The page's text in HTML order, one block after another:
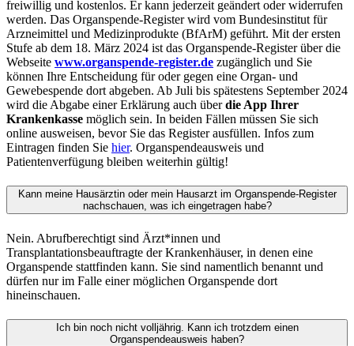
freiwillig und kostenlos. Er kann jederzeit geändert oder widerrufen
werden. Das Organspende-Register wird vom Bundesinstitut für
Arzneimittel und Medizinprodukte (BfArM) geführt. Mit der ersten
Stufe ab dem 18. März 2024 ist das Organspende-Register über die
Webseite www.organspende-register.de zugänglich und Sie
können Ihre Entscheidung für oder gegen eine Organ- und
Gewebespende dort abgeben. Ab Juli bis spätestens September 2024
wird die Abgabe einer Erklärung auch überdie App Ihrer
Krankenkasse möglich sein. In beiden Fällen müssen Sie sich
online ausweisen, bevor Sie das Register ausfüllen. Infos zum
Eintragen finden Sie hier. Organspendeausweis und
Patientenverfügung bleiben weiterhin gültig!
Kann meine Hausärztin oder mein Hausarzt im Organspende-Register
nachschauen, was ich eingetragen habe?
Nein. Abrufberechtigt sind Ärzt*innen und
Transplantationsbeauftragte der Krankenhäuser, in denen eine
Organspende stattfinden kann. Sie sind namentlich benannt und
dürfen nur im Falle einer möglichen Organspende dort
hineinschauen.
Ich bin noch nicht volljährig. Kann ich trotzdem einen
Organspendeausweis haben?